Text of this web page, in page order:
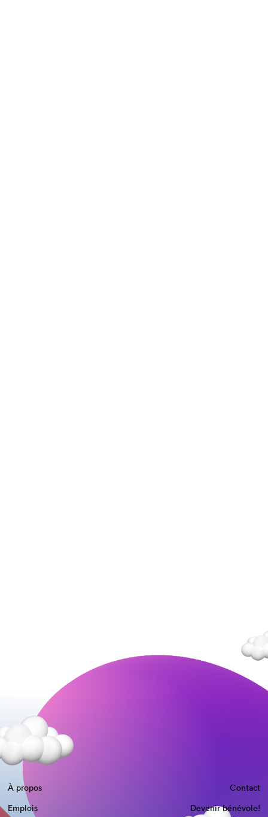
À propos
Contact
Emplois
Devenir bénévole!